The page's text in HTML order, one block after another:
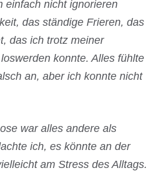
einfach nicht ignorieren
das ständige Frieren, das
das ich trotz meiner
konnte. Alles fühlte
an, aber ich konnte nicht
war alles andere als
ich, es könnte an der
am Stress des Alltags.